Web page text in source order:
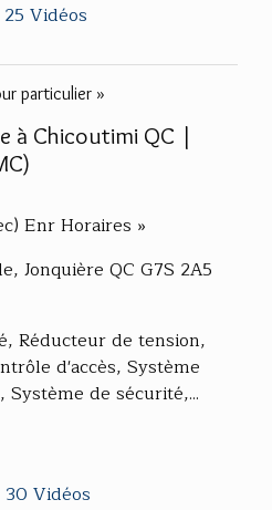
25 Vidéos
particulier »
à Chicoutimi QC |
Enr Horaires »
Jonquière QC G7S 2A5
Réducteur de tension,
d'accès, Système
de sécurité,...
30 Vidéos